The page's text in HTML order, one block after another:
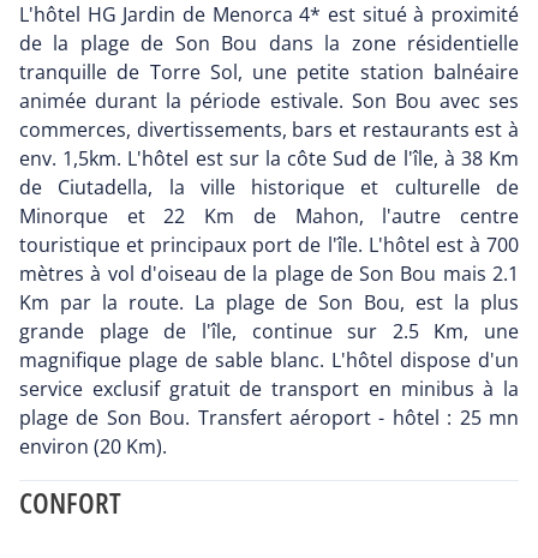
L'hôtel HG Jardin de Menorca 4* est situé à proximité
de la plage de Son Bou dans la zone résidentielle
tranquille de Torre Sol, une petite station balnéaire
animée durant la période estivale. Son Bou avec ses
commerces, divertissements, bars et restaurants est à
env. 1,5km. L'hôtel est sur la côte Sud de l'île, à 38 Km
de Ciutadella, la ville historique et culturelle de
Minorque et 22 Km de Mahon, l'autre centre
touristique et principaux port de l'île. L'hôtel est à 700
mètres à vol d'oiseau de la plage de Son Bou mais 2.1
Km par la route. La plage de Son Bou, est la plus
grande plage de l'île, continue sur 2.5 Km, une
magnifique plage de sable blanc. L'hôtel dispose d'un
service exclusif gratuit de transport en minibus à la
plage de Son Bou. Transfert aéroport - hôtel : 25 mn
environ (20 Km).
CONFORT